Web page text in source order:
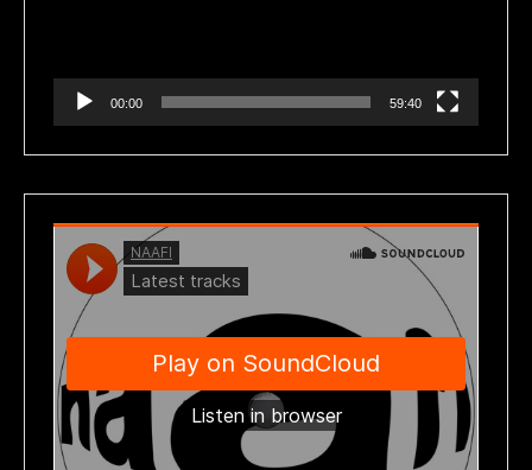
00:00 59:40